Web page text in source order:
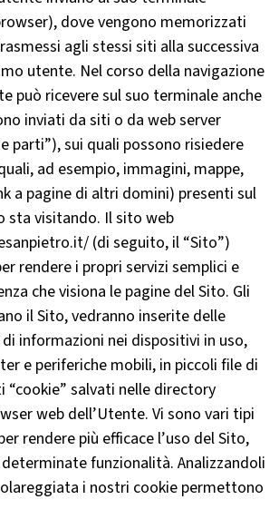
dove vengono memorizzati
agli stessi siti alla successiva
utente. Nel corso della navigazione
può ricevere sul suo terminale anche
inviati da siti o da web server
parti”), sui quali possono risiedere
ad esempio, immagini, mappe,
a pagine di altri domini) presenti sul
sta visitando. Il sito web
(di seguito, il “Sito”)
rendere i propri servizi semplici e
che visiona le pagine del Sito. Gli
il Sito, vedranno inserite delle
informazioni nei dispositivi in uso,
e periferiche mobili, in piccoli file di
salvati nelle directory
web dell’Utente. Vi sono vari tipi
rendere più efficace l’uso del Sito,
funzionalità. Analizzandoli
i nostri cookie permettono